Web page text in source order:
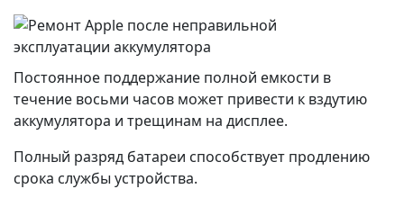
Постоянное поддержание полной емкости в
течение восьми часов может привести к вздутию
аккумулятора и трещинам на дисплее.
Полный разряд батареи способствует продлению
срока службы устройства.